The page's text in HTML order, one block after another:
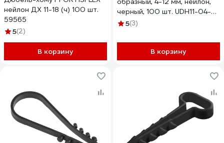
нейлон ДХ 11-18 (ч) 100 шт.
59565
5(2)
В корзину
черный, 100 шт. UDH11-04-
12-100-K02
5(3)
В корзину